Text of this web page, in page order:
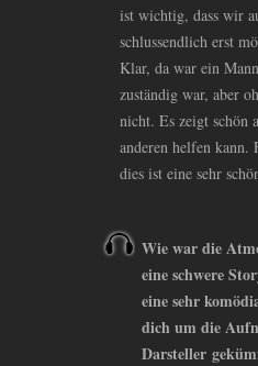
ist wichtig, dass wir
schlussendlich erst
Klar, da war ein
zuständig war, aber
nicht. Es zeigt schön
anderen helfen kann.
dies ist eine sehr
Wie war die
eine schwere
eine sehr
dich um die
Darsteller